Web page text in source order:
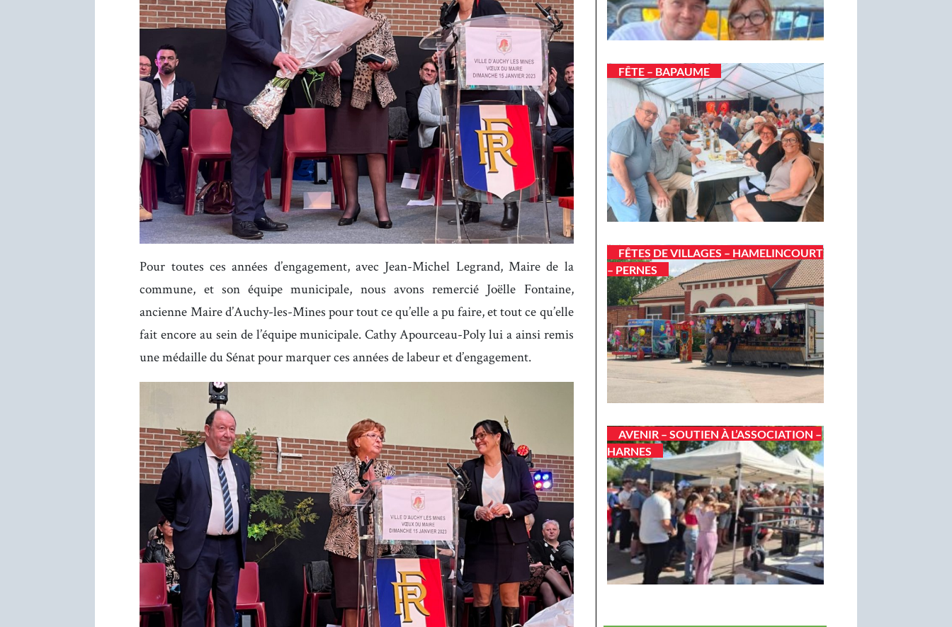
Pour toutes ces années d’engagement, avec Jean-Michel Legrand, Maire de la
commune, et son équipe municipale, nous avons remercié Joëlle Fontaine,
ancienne Maire d’Auchy-les-Mines pour tout ce qu’elle a pu faire, et tout ce qu’elle
fait encore au sein de l’équipe municipale. Cathy Apourceau-Poly lui a ainsi remis
une médaille du Sénat pour marquer ces années de labeur et d’engagement.
FÊTE – BAPAUME
FÊTES DE VILLAGES – HAMELINCOURT
– PERNES
AVENIR – SOUTIEN À L’ASSOCIATION –
HARNES